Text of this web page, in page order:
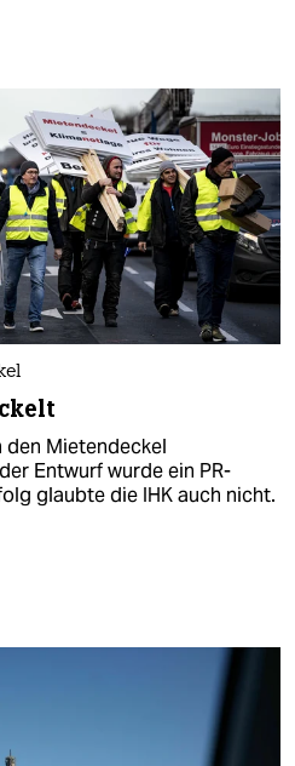
den Mietendeckel
Entwurf wurde ein PR-
glaubte die IHK auch nicht.